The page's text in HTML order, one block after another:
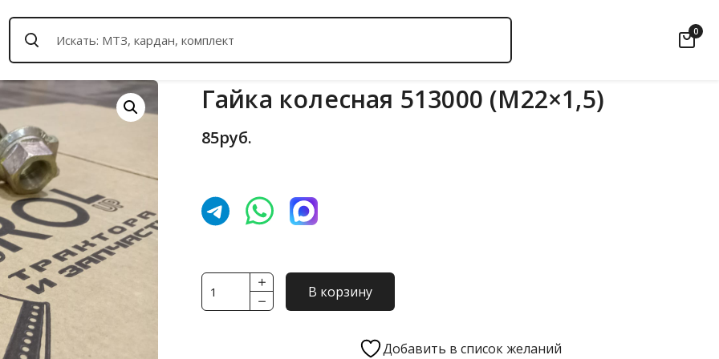
0
Гайка колесная 513000 (М22×1,5)
85руб.
Количество
товара
В корзину
Добавить в список желаний